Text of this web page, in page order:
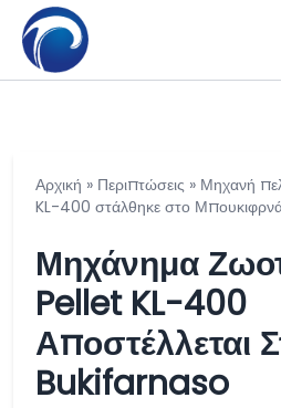
Αρχική » Περιπτώσεις » Μηχανή
KL-400 στάλθηκε στο
Μηχάνημα
Pellet KL-400
Αποστέλλεται
Bukifarnaso